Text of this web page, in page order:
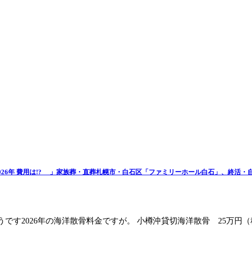
年 費用は!? 」家族葬・直葬札幌市・白石区「ファミリーホール白石」、終活・
です2026年の海洋散骨料金ですが。 小樽沖貸切海洋散骨 25万円